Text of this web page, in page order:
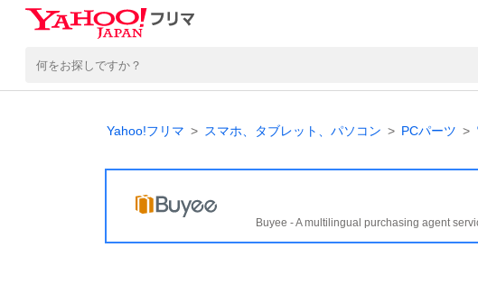
Yahoo!フリマ スマホ、タブレット、パソコン PCパーツ
Buyee - A multilingual purchasing agent